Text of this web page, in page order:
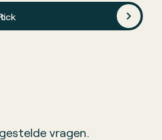
vragen.